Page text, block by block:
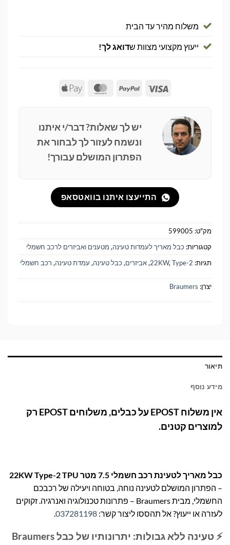
משלוח מהיר עד הבית
ייעוץ מקצועי מצוות שדואג לך!
Visa
PayPal
MasterCard
Apple
יש לך שאלות? דבר/י איתנו
ונשמח לעזור לך לבחור את
הפתרון המושלם עבורך!
התייעצו איתנו בוואטסאפ
מק"ט: 599005
קטגוריות: כבל מאריך לעמדות טעינה, מטענים ואביזרים לרכב חשמלי
תגיות:
22KW,Type-2
,אביזרים, כבל טעינה, עמדת טעינה, רכב חשמלי
יצרן: Braumers
תיאור
מידע נוסף
אין משלוחEPOSTעל כבלים, משלוחיםEPOST רק
למוצרים קטנים.
כבל מאריך לטעינת רכב חשמלי 7.5 מטר 22KW Type-2 TPU
– הפתרון המושלם לטעינה נוחה, בטוחה ויעילה של רכבכם
החשמלי, מבית Braumers – פתרונות טכנולוגיה ואנרגיה. זקוקים
לעזרה או ייעוץ? אל תהססו ליצור קשר: 037281198
⚡ טעינה ללא גבולות: יתרונותיו של כבל Braumers